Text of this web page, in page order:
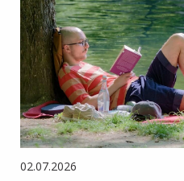
02.07.2026